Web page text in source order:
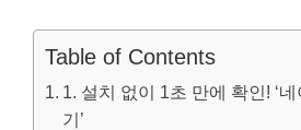
Table of Contents
1. 설치 없이 1초 만에 확인! ‘
기’